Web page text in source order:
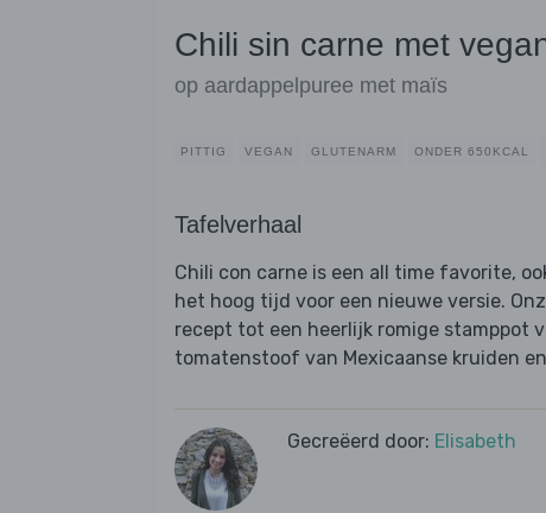
Chili sin carne met
op aardappelpuree met maïs
PITTIG VEGAN GLUTENARM ONDER 650KCAL
Tafelverhaal
Chili con carne is een all time favorite,
het hoog tijd voor een nieuwe versie.
recept tot een heerlijk romige stamppot
tomatenstoof van Mexicaanse kruiden
Gecreëerd door: Elisabeth